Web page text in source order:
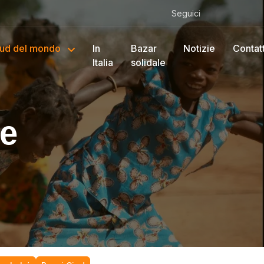
Seguici
del mondo
In
Italia
Bazar
solidale
Notizie